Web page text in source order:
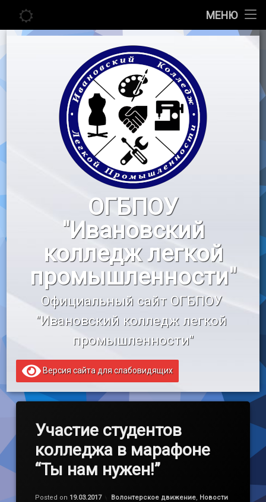
МЕНЮ
Главная
Педагогу
Воспитательная работа
«Профессионалы»
«Профессионалитет»
Образовательный кредит
Перейти
ОГБПОУ
"Ивановский
колледж легкой
промышленности"
Официальный сайт ОГБПОУ
"Ивановский колледж легкой
промышленности"
Версия сайта для слабовидящих
Участие студентов
колледжа в марафоне
“Ты нам нужен!”
Posted on 19.03.2017
Обновлено на
by
Категории:
Волонтерское движение, Новости